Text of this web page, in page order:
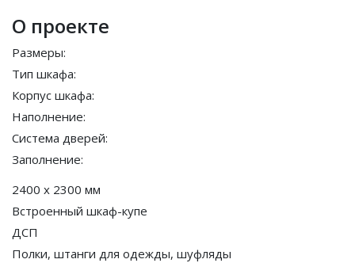
О проекте
Размеры:
Тип шкафа:
Корпус шкафа:
Наполнение:
Система дверей:
Заполнение:
2400 x 2300 мм
Встроенный шкаф-купе
ДСП
Полки, штанги для одежды, шуфляды